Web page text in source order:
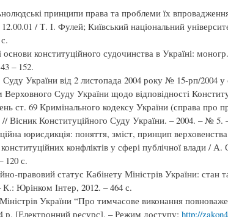
принципи права та проблеми їх
/ Т. І. Фулей; Київський національний
конституційного судочинства в Україні:
– 152.
України від 2 листопада 2004 року № 15-рп/2004 у
Суду України щодо відповідності
ст. 69 Кримінального кодексу України (справа про
Вісник Конституційного Суду України. – 2004. – № 5.
юрисдикція: поняття, зміст, принцип верховенства
конфліктів у сфері публічної влади /
120 с.
правовий статус Кабінету Міністрів України: стан
Юрінком Інтер, 2012. – 464 с.
України “Про тимчасове виконання
р. [Електронний ресурс]. – Режим доступу: http://